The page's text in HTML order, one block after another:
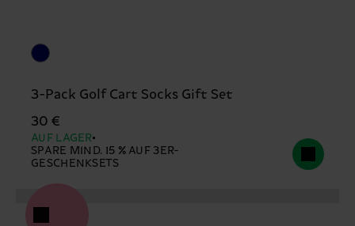
3-Pack Golf Cart Socks Gift Set
30 €
AUF LAGER
SPARE MIND. 15 % AUF 3ER-
GESCHENKSETS